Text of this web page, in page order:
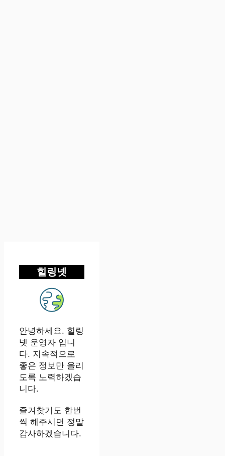
힐링넷
안녕하세요. 힐링
넷 운영자 입니
다. 지속적으로
좋은 정보만 올리
도록 노력하겠습
니다.
즐겨찾기도 한번
씩 해주시면 정말
감사하겠습니다.